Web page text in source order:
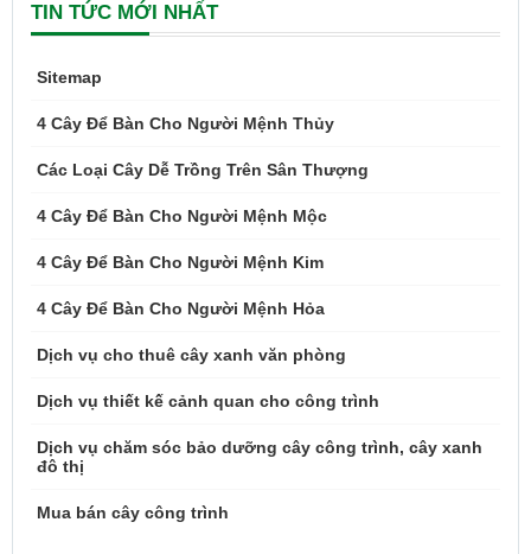
TIN TỨC MỚI NHẤT
Sitemap
4 Cây Để Bàn Cho Người Mệnh Thủy
Các Loại Cây Dễ Trồng Trên Sân Thượng
4 Cây Để Bàn Cho Người Mệnh Mộc
4 Cây Để Bàn Cho Người Mệnh Kim
4 Cây Để Bàn Cho Người Mệnh Hỏa
Dịch vụ cho thuê cây xanh văn phòng
Dịch vụ thiết kế cảnh quan cho công trình
Dịch vụ chăm sóc bảo dưỡng cây công trình, cây xanh
đô thị
Mua bán cây công trình